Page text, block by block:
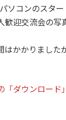
パソコンのス
歓迎交流会の
はかかりました
「ダウンロー